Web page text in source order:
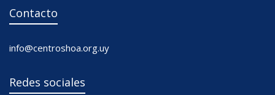
Contacto
info@centroshoa.org.uy
Redes sociales